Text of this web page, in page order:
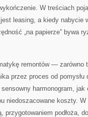
W treściach
leasing, a kiedy nabycie
„na papierze” bywa
remontów — zarówno
przez proces od
harmonogram,
niedoszacowane koszty. W
przygotowaniem podłoża,